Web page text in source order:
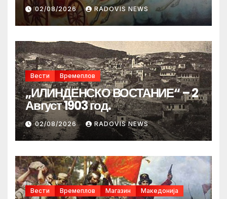
02/08/2026 RADOVIS NEWS
Вести Времеплов
„ИЛИНДЕНСКО ВОСТАНИЕ“ – 2
Август 1903 год.
02/08/2026 RADOVIS NEWS
Вести Времеплов Магазин Македонија